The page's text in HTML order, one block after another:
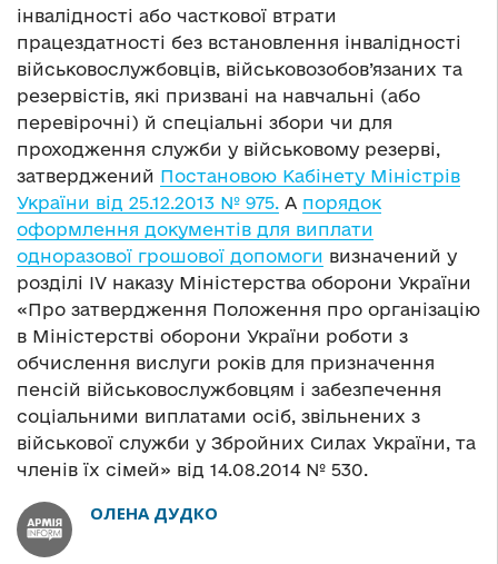
інвалідності або часткової втрати
працездатності без встановлення інвалідності
військовослужбовців, військовозобов’язаних та
резервістів, які призвані на навчальні (або
перевірочні) й спеціальні збори чи для
проходження служби у військовому резерві,
затверджений Постановою Кабінету Міністрів
України від 25.12.2013 № 975. А порядок
оформлення документів для виплати
одноразової грошової допомоги визначений у
розділі IV наказу Міністерства оборони України
«Про затвердження Положення про організацію
в Міністерстві оборони України роботи з
обчислення вислуги років для призначення
пенсій військовослужбовцям і забезпечення
соціальними виплатами осіб, звільнених з
військової служби у Збройних Силах України, та
членів їх сімей» від 14.08.2014 № 530.
ОЛЕНА ДУДКО